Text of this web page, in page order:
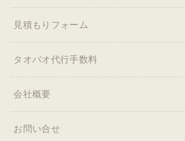
見積もりフォーム
タオバオ代行手数料
会社概要
お問い合せ